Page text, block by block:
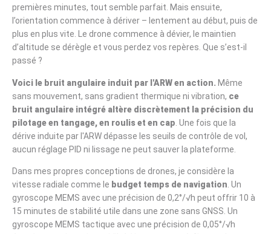
premières minutes, tout semble parfait. Mais ensuite,
l’orientation commence à dériver – lentement au début, puis de
plus en plus vite. Le drone commence à dévier, le maintien
d’altitude se dérègle et vous perdez vos repères. Que s’est-il
passé ?
Voici le bruit angulaire induit par l'ARW en action. Même
sans mouvement, sans gradient thermique ni vibration, ce
bruit angulaire intégré altère discrètement la précision du
pilotage en tangage, en roulis et en cap . Une fois que la
dérive induite par l'ARW dépasse les seuils de contrôle de vol,
aucun réglage PID ni lissage ne peut sauver la plateforme.
Dans mes propres conceptions de drones, je considère la
vitesse radiale comme le budget temps de navigation . Un
gyroscope MEMS avec une précision de 0,2°/√h peut offrir 10 à
15 minutes de stabilité utile dans une zone sans GNSS. Un
gyroscope MEMS tactique avec une précision de 0,05°/√h